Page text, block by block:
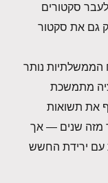
סקטורים
גם את סקטור
הממשלתיות נותר
מתמשכת
את תשואות
מזה שנים — אך
עם ירידת החשש